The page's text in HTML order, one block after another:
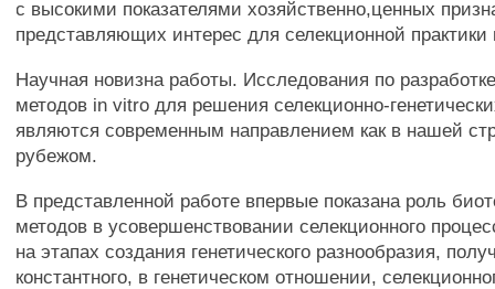
с высокими показателями хозяйственно,ценных
представляющих интерес для селекционной практики
Научная новизна работы. Исследования по
методов in vitro для решения селекционно-
являются современным направлением как в нашей
рубежом.
В представленной работе впервые показана роль
методов в усовершенствовании селекционного
на этапах создания генетического разнообразия,
константного, в генетическом отношении,